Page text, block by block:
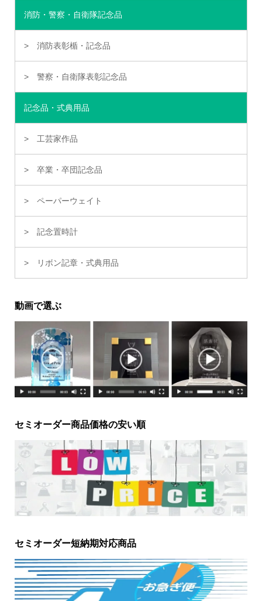
消防・警察・自衛隊記念品
消防表彰楯・記念品
警察・自衛隊表彰記念品
記念品・式典用品
工芸家作品
卒業・卒団記念品
ペーパーウェイト
記念置時計
リボン記章・式典用品
動画で選ぶ
セミオーダー商品価格の安い順
セミオーダー短納期対応商品